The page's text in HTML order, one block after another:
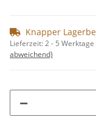
Knapper
Lieferzeit:2 - 5 Werktage
abweichend)